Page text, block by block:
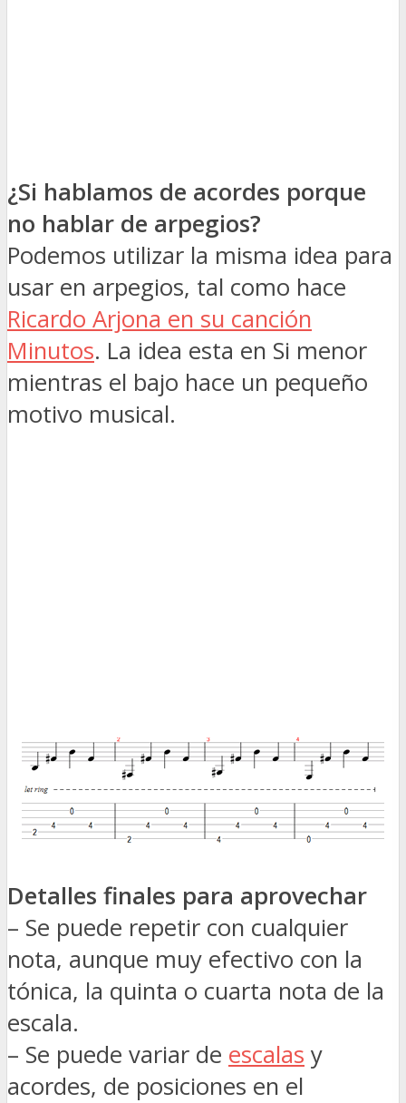
¿Si hablamos de acordes porque
no hablar de arpegios?
Podemos utilizar la misma idea para
usar en arpegios, tal como hace
Ricardo Arjona en su canción
Minutos. La idea esta en Si menor
mientras el bajo hace un pequeño
motivo musical.
Detalles finales para aprovechar
– Se puede repetir con cualquier
nota, aunque muy efectivo con la
tónica, la quinta o cuarta nota de la
escala.
– Se puede variar de escalas y
acordes, de posiciones en el